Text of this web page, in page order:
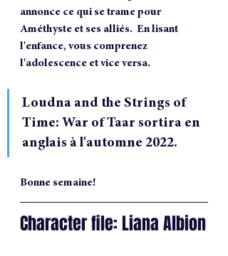
annonce ce qui se trame pour
Améthyste et ses alliés.  En lisant
l'enfance, vous comprenez
l'adolescence et vice versa.
Loudna and the Strings of
Time: War of Taar sortira en
anglais à l'automne 2022.
Bonne semaine!
Character file: Liana Albion